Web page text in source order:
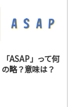
「ASAP」って何
の略？意味は？